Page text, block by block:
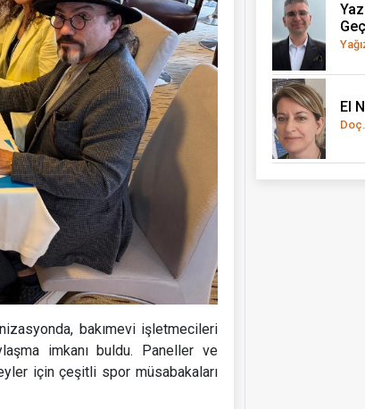
bakımevi işletmecileri
imkanı buldu. Paneller ve
için çeşitli spor müsabakaları
El